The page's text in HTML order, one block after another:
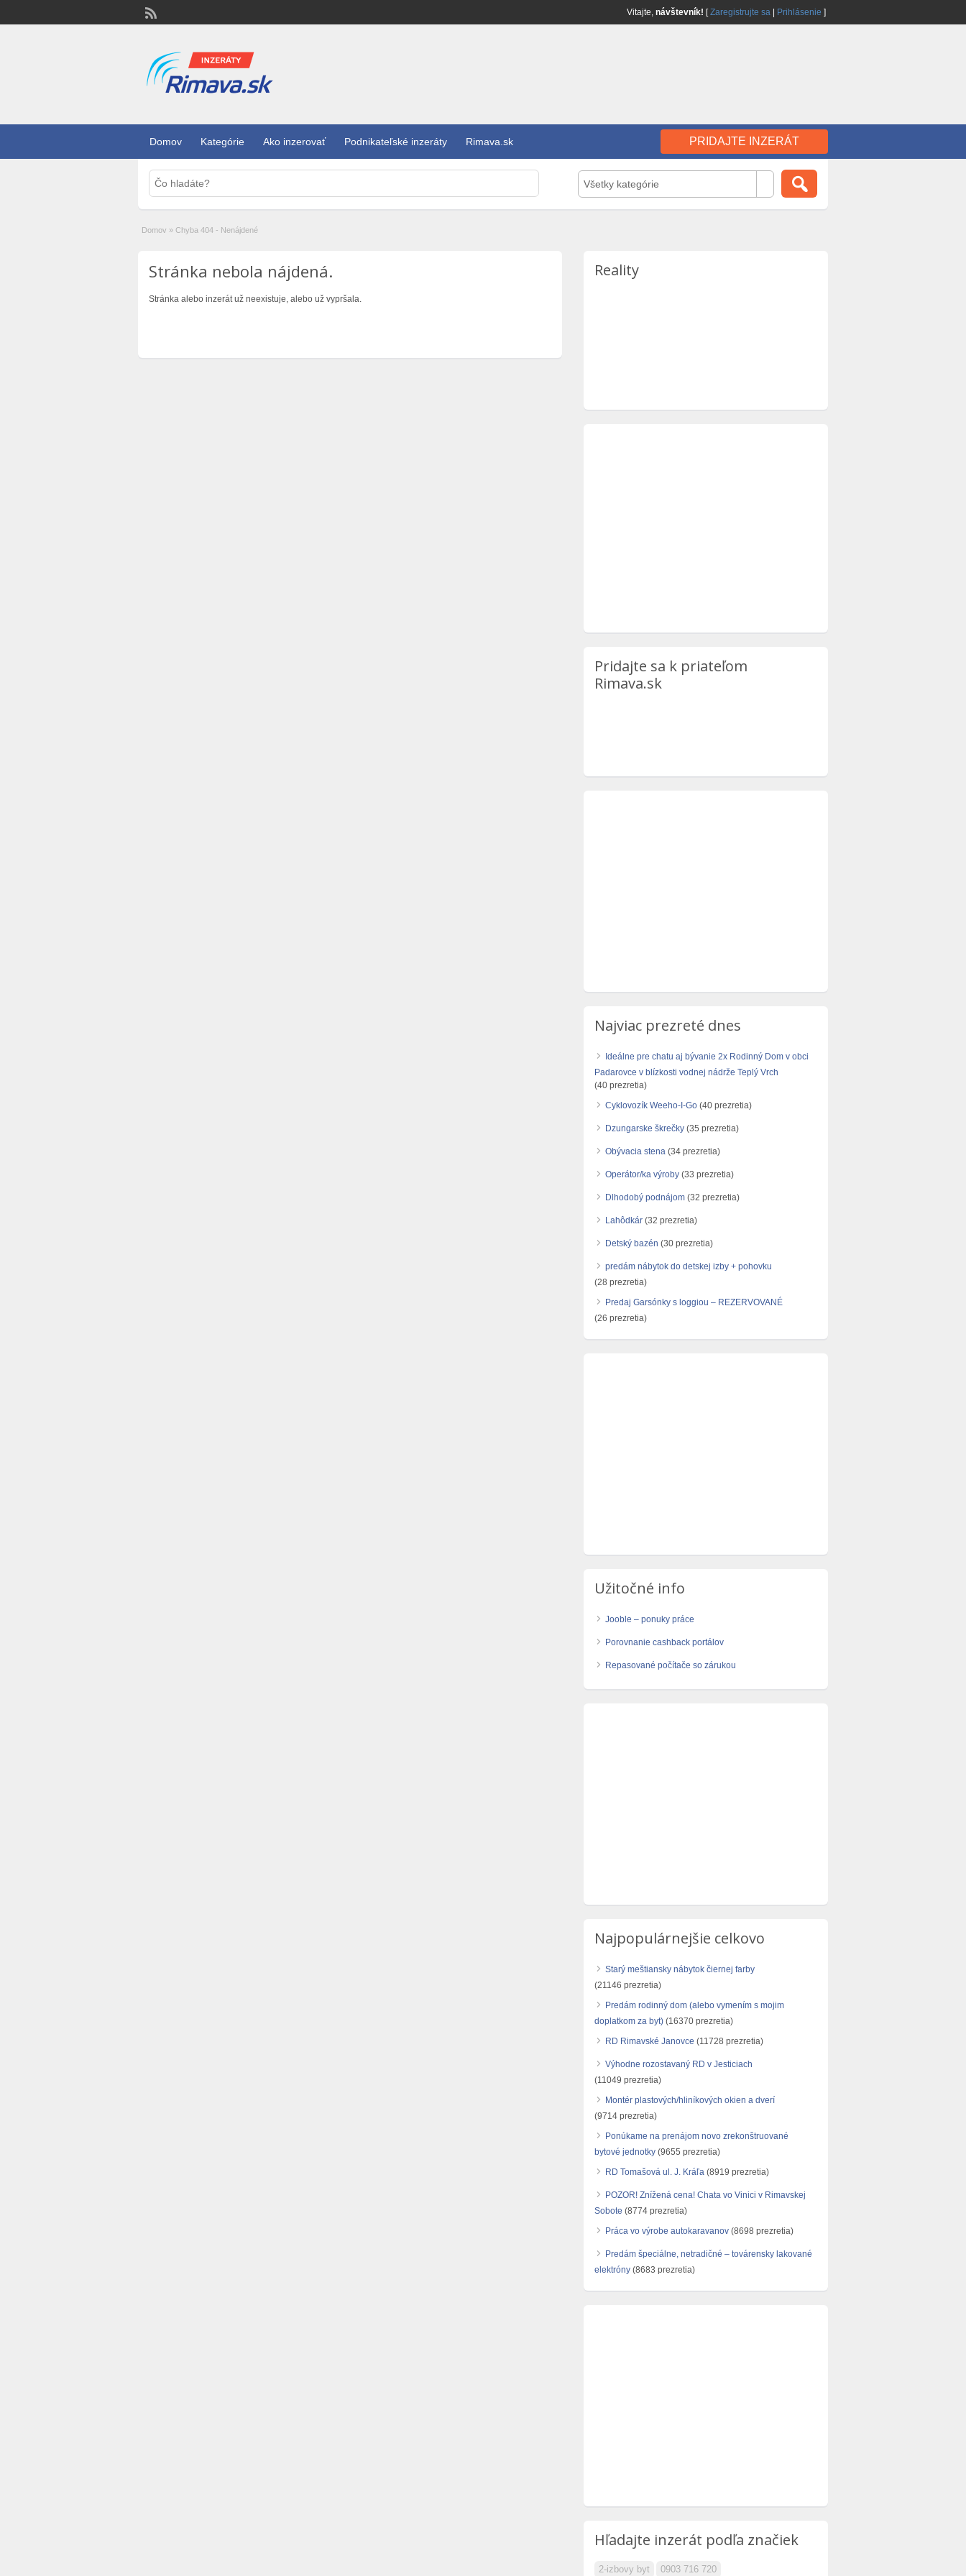
Vitajte, návštevník! [Zaregistrujte sa Prihlásenie ]
Domov Kategórie Ako inzerovať Podnikateľské inzeráty Rimava.sk PRIDAJTE INZERÁT
Všetky kategórie
Domov » Chyba 404 - Nenájdené
Stránka nebola nájdená.
Stránka alebo inzerát už neexistuje, alebo už vypršala.
Reality
Pridajte sa k priateľom
Rimava.sk
Najviac prezreté dnes
Ideálne pre chatu aj bývanie 2x Rodinný Dom v obci
Padarovce v blízkosti vodnej nádrže Teplý Vrch
(40 prezretia)
Cyklovozík Weeho-I-Go (40 prezretia)
Dzungarske škrečky (35 prezretia)
Obývacia stena (34 prezretia)
Operátor/ka výroby (33 prezretia)
Dlhodobý podnájom (32 prezretia)
Lahôdkár (32 prezretia)
Detský bazén (30 prezretia)
predám nábytok do detskej izby + pohovku
(28 prezretia)
Predaj Garsónky s loggiou – REZERVOVANÉ
(26 prezretia)
Užitočné info
Jooble – ponuky práce
Porovnanie cashback portálov
Repasované počítače so zárukou
Najpopulárnejšie celkovo
Starý meštiansky nábytok čiernej farby
(21146 prezretia)
Predám rodinný dom (alebo vymením s mojim
doplatkom za byt) (16370 prezretia)
RD Rimavské Janovce (11728 prezretia)
Výhodne rozostavaný RD v Jesticiach
(11049 prezretia)
Montér plastových/hliníkových okien a dverí
(9714 prezretia)
Ponúkame na prenájom novo zrekonštruované
bytové jednotky (9655 prezretia)
RD Tomašová ul. J. Kráľa (8919 prezretia)
POZOR! Znížená cena! Chata vo Vinici v Rimavskej
Sobote (8774 prezretia)
Práca vo výrobe autokaravanov (8698 prezretia)
Predám špeciálne, netradičné – továrensky lakované
elektróny (8683 prezretia)
Hľadajte inzerát podľa značiek
2-izbovy byt 0903 716 720